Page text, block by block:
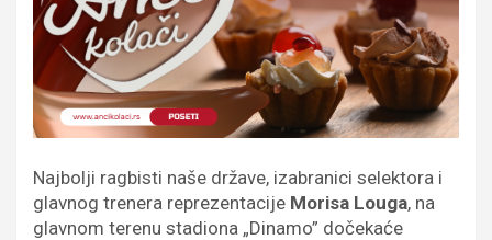
Najbolji ragbisti naše države, izabranici selektora i
glavnog trenera reprezentacije Morisa Louga, na
glavnom terenu stadiona „Dinamo” dočekaće